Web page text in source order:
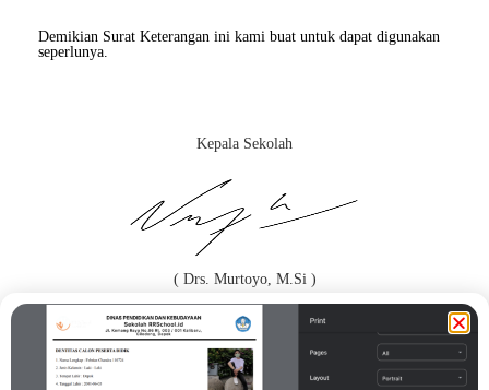
Demikian Surat Keterangan ini kami buat untuk dapat digunakan
seperlunya.
Kepala Sekolah
( Drs. Murtoyo, M.Si )
Orang Tua / Wali*